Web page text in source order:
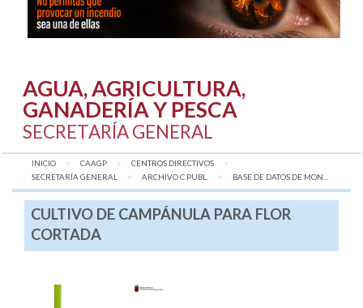
AGUA, AGRICULTURA,
GANADERÍA Y PESCA
SECRETARÍA GENERAL
INICIO CAAGP
CENTROS DIRECTIVOS
SECRETARÍA GENERAL
ARCHIVO C.PUBL. AQUÍ:
BASE DE DATOS DE MON...
CULTIVO DE CAMPÁNULA PARA FLOR
CORTADA